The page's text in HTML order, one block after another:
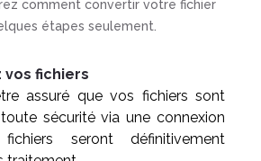
comment convertir votre fichier
étapes seulement.
vos fichiers
assuré que vos fichiers sont
sécurité via une connexion
seront définitivement